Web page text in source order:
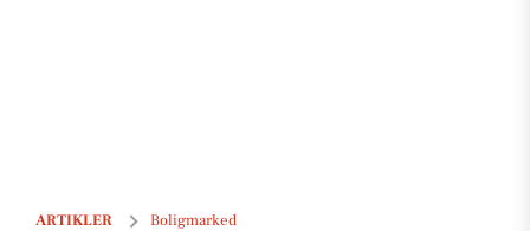
ARTIKLER Boligmarked
Top 6 over dyreste boliger til salg i Aabybro. Priser op til 11.500.000 kr